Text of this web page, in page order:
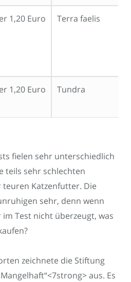
1,20 Euro Terra faelis
1,20 Euro Tundra
fielen sehr unterschiedlich
teils sehr schlechten
teuren Katzenfutter. Die
sehr, denn wenn
Test nicht überzeugt, was
zeichnete die Stiftung
aus. Es